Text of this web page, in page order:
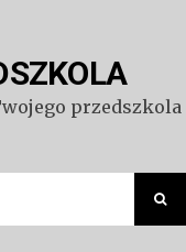
przedszkola